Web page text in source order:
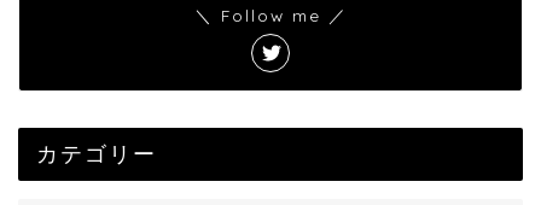
＼ Follow me ／
カテゴリー